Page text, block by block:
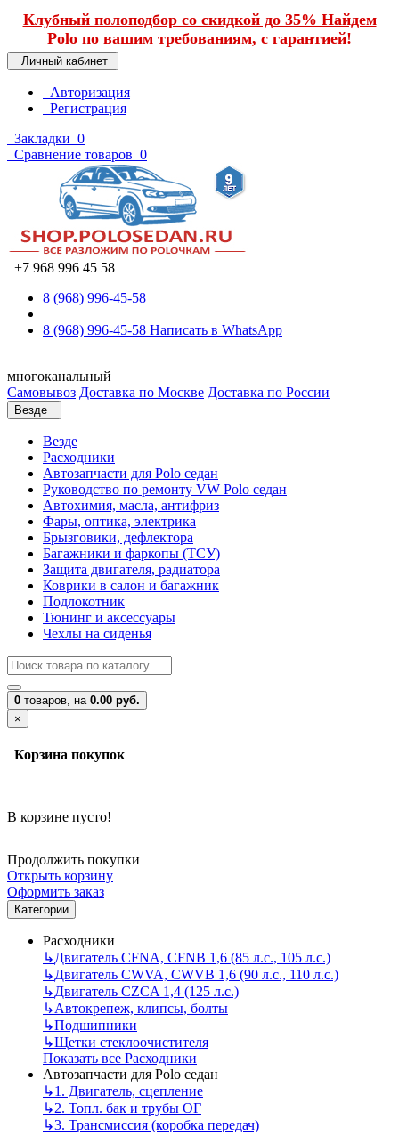
Клубный полоподбор со скидкой до 35% Найдем
Polo по вашим требованиям, с гарантией!
Личный кабинет
Авторизация
Регистрация
Закладки 0
Сравнение товаров 0
+7 968 996 45 58
8 (968) 996-45-58
8 (968) 996-45-58 Написать в WhatsApp
многоканальный
Самовывоз Доставка по Москве Доставка по России
Везде
Везде
Расходники
Автозапчасти для Polo седан
Руководство по ремонту VW Polo седан
Автохимия, масла, антифриз
Фары, оптика, электрика
Брызговики, дефлектора
Багажники и фаркопы (ТСУ)
Защита двигателя, радиатора
Коврики в салон и багажник
Подлокотник
Тюнинг и аксессуары
Чехлы на сиденья
0 товаров, на 0.00 руб.
×
Корзина покупок
В корзине пусто!
Продолжить покупки
Открыть корзину
Оформить заказ
Категории
Расходники
↳Двигатель CFNA, CFNB 1,6 (85 л.с., 105 л.с.)
↳Двигатель CWVA, CWVB 1,6 (90 л.с., 110 л.с.)
↳Двигатель CZCA 1,4 (125 л.с.)
↳Автокрепеж, клипсы, болты
↳Подшипники
↳Щетки стеклоочистителя
Показать все Расходники
Автозапчасти для Polo седан
↳1. Двигатель, сцепление
↳2. Топл. бак и трубы ОГ
↳3. Трансмиссия (коробка передач)